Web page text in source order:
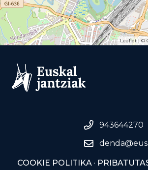
Leaflet| ©
943644270
COOKIE POLITIKA ·